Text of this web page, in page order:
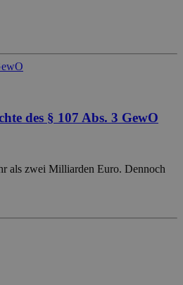
des § 107 Abs. 3 GewO
als zwei Milliarden Euro. Dennoch